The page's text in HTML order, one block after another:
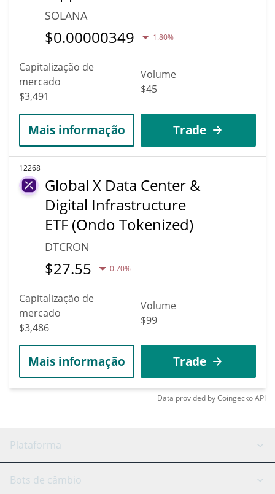
SOLANA
$0.00000349 1.80%
Capitalização de
mercado
$3,491
Volume
$45
Mais informação Trade
12268
Global X Data Center &
Digital Infrastructure
ETF (Ondo Tokenized)
DTCRON
$27.55 0.70%
Capitalização de
mercado
$3,486
Volume
$99
Mais informação Trade
Data provided byCoingeckoAPI
Plataforma
Bot GRID
Bots de câmbio